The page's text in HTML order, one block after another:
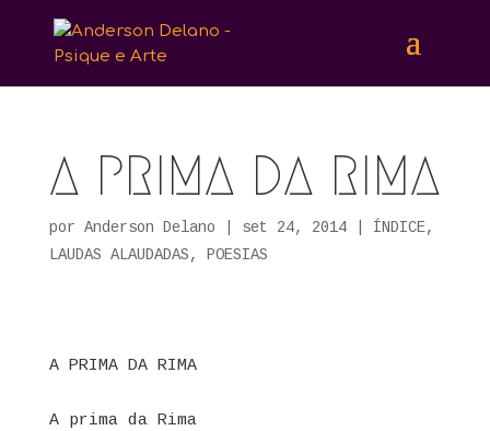
A PRIMA DA RIMA
por Anderson Delano set 24, 2014| ÍNDICE,
LAUDAS ALAUDADAS, POESIAS
A PRIMA DA RIMA
A prima da Rima